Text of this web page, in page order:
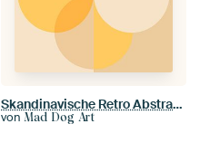
Skandinavische Retro Abstraktion
von Mad Dog Art